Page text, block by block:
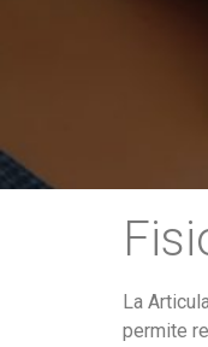
La
permite